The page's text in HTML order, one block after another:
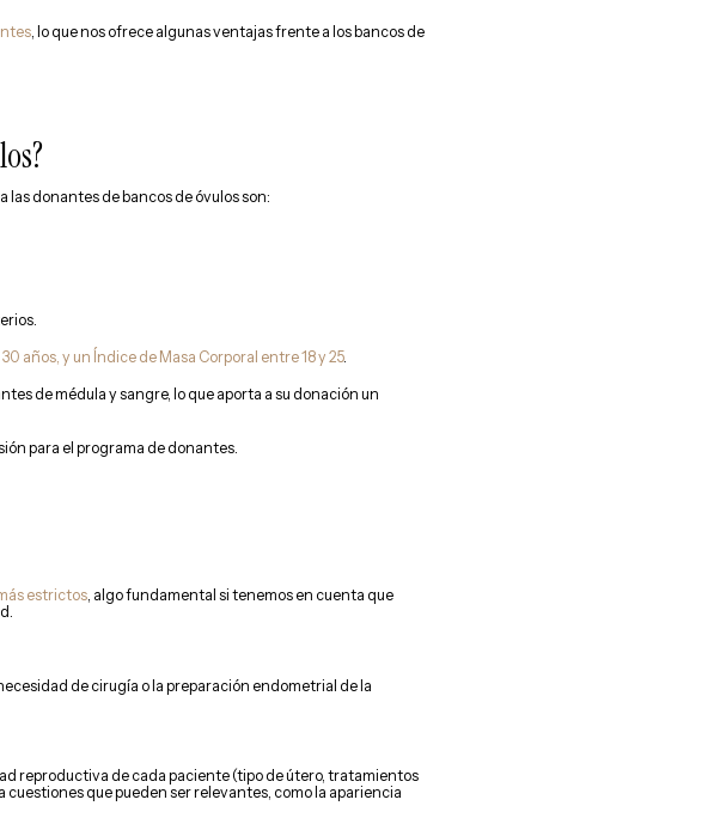
, lo que nos ofrece algunas ventajas frente a los bancos de
las donantes de bancos de óvulos son:
años, y un Índice de Masa Corporal entre 18 y 25.
de médula y sangre, lo que aporta a su donación un
para el programa de donantes.
estrictos, algo fundamental si tenemos en cuenta que
de cirugía o la preparación endometrial de la
reproductiva de cada paciente (tipo de útero, tratamientos
que pueden ser relevantes, como la apariencia